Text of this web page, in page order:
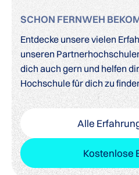
SCHON FERNWEH
Entdecke unsere vielen
unseren
dich auch gern und helfen
Hochschule für dich zu
Alle
Kostenlose